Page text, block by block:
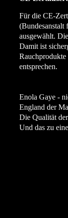
Für die CE-
(Bundesanstalt
ausgewählt.
Damit ist
Rauchprodukte
entsprechen.
Enola Gaye -
England der
Die Qualität
Und das zu